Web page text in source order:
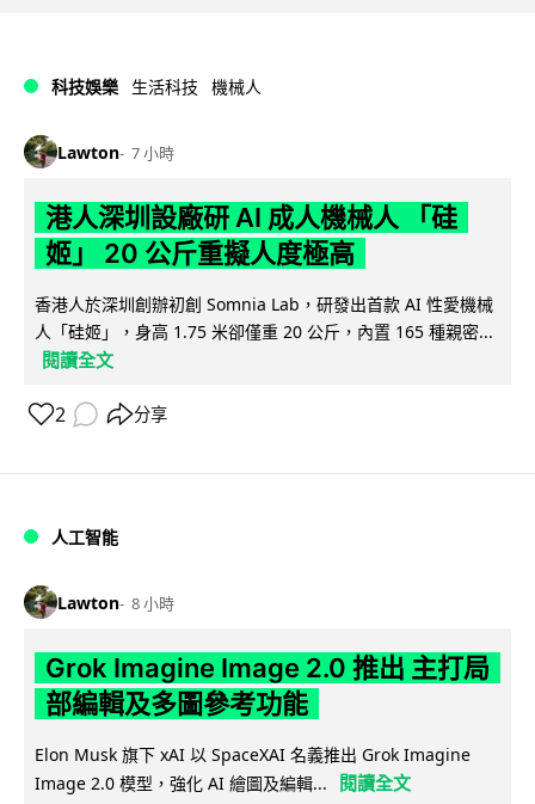
科技娛樂 生活科技 機械人
Lawton 7 小時
港人深圳設廠研 AI 成人機械人 「硅
姬」 20 公斤重擬人度極高
香港人於深圳創辦初創 Somnia Lab，研發出首款 AI 性愛機械
人「硅姬」，身高 1.75 米卻僅重 20 公斤，內置 165 種親密...
閱讀全文
2 分享
人工智能
Lawton 8 小時
Grok Imagine Image 2.0 推出 主打局
部編輯及多圖參考功能
Elon Musk 旗下 xAI 以 SpaceXAI 名義推出 Grok Imagine
Image 2.0 模型，強化 AI 繪圖及編輯...
閱讀全文